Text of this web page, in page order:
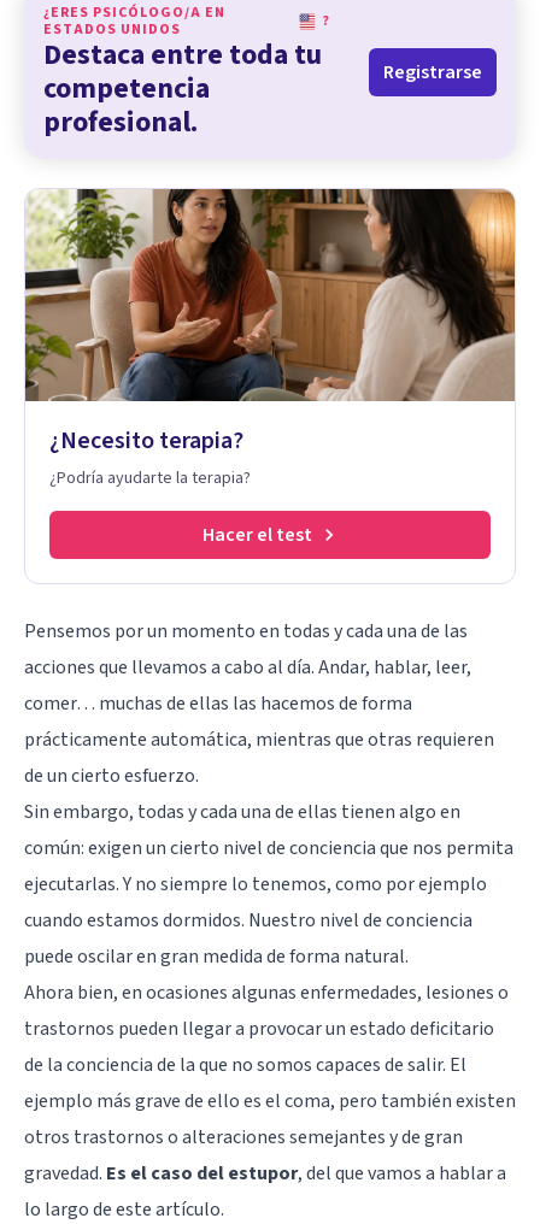
¿ERES PSICÓLOGO/A EN
ESTADOS UNIDOS
?
Destaca entre toda tu
competencia
profesional.
Registrarse
¿Necesito terapia?
¿Podría ayudarte la terapia?
Hacer el test
Pensemos por un momento en todas y cada una de las
acciones que llevamos a cabo al día. Andar, hablar, leer,
comer… muchas de ellas las hacemos de forma
prácticamente automática, mientras que otras requieren
de un cierto esfuerzo.
Sin embargo, todas y cada una de ellas tienen algo en
común: exigen un cierto nivel de conciencia que nos permita
ejecutarlas. Y no siempre lo tenemos, como por ejemplo
cuando estamos dormidos. Nuestro nivel de conciencia
puede oscilar en gran medida de forma natural.
Ahora bien, en ocasiones algunas enfermedades, lesiones o
trastornos pueden llegar a provocar un estado deficitario
de la conciencia de la que no somos capaces de salir. El
ejemplo más grave de ello es el coma, pero también existen
otros trastornos o alteraciones semejantes y de gran
gravedad. Es el caso del estupor, del que vamos a hablar a
lo largo de este artículo.